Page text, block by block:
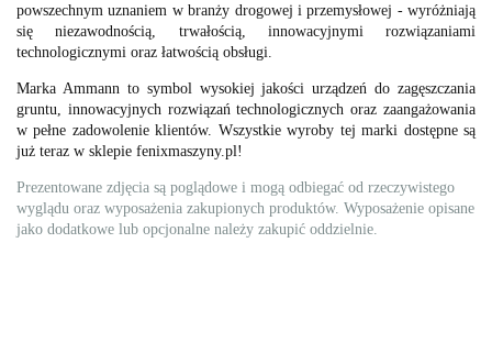
powszechnym uznaniem w branży drogowej i przemysłowej - wyróżniają
się niezawodnością, trwałością, innowacyjnymi rozwiązaniami
technologicznymi oraz łatwością obsługi.
Marka Ammann to symbol wysokiej jakości urządzeń do zagęszczania
gruntu, innowacyjnych rozwiązań technologicznych oraz zaangażowania
w pełne zadowolenie klientów. Wszystkie wyroby tej marki dostępne są
już teraz w sklepie fenixmaszyny.pl!
Prezentowane zdjęcia są poglądowe i mogą odbiegać od rzeczywistego
wyglądu oraz wyposażenia zakupionych produktów. Wyposażenie opisane
jako dodatkowe lub opcjonalne należy zakupić oddzielnie.